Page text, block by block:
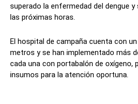
superado la enfermedad del dengue y
las próximas horas.
El hospital de campaña cuenta con
metros y se han implementado más
cada una con portabalón de
insumos para la atención oportuna.